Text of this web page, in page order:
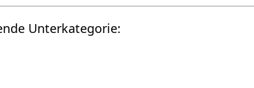
Unterkategorie: